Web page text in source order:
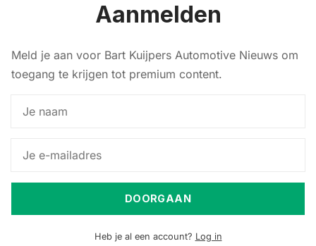
Aanmelden
Meld je aan voor Bart Kuijpers Automotive Nieuws om
toegang te krijgen tot premium content.
DOORGAAN
Heb je al een account? Log in